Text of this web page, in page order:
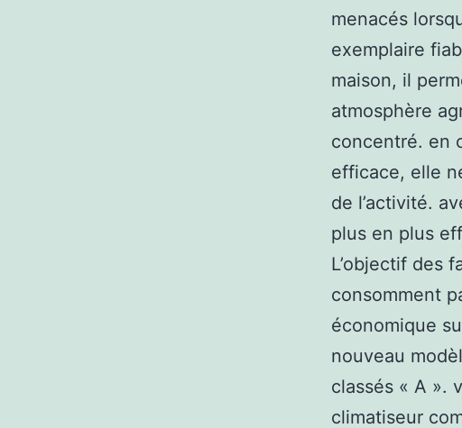
menacés
exemplaire
maison, il
atmosphère
concentré. en
efficace, elle
de l’activité.
plus en plus
L’objectif des
consomment
économique
nouveau
classés « A ».
climatiseur